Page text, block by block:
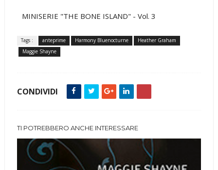
MINISERIE "THE BONE ISLAND" - Vol. 3
Tags : anteprime Harmony Bluenocturne
Heather Graham
Maggie Shayne
CONDIVIDI
TI POTREBBERO ANCHE INTERESSARE